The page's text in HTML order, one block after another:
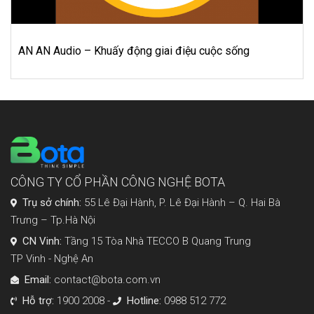
Đồng Hồ Dũng Kỳ – Niềm Tin Tạo Dựng Giá Trị
CÔNG TY CỔ PHẦN CÔNG NGHỆ BOTA
Trụ sở chính: 55 Lê Đại Hành, P. Lê Đại Hành – Q. Hai Bà
Trưng – Tp.Hà Nội
CN Vinh: Tầng 15 Tòa Nhà TECCO B Quang Trung
TP Vinh - Nghệ An
Email: contact@bota.com.vn
Hỗ trợ: 1900 2008 - Hotline: 0988 512 772